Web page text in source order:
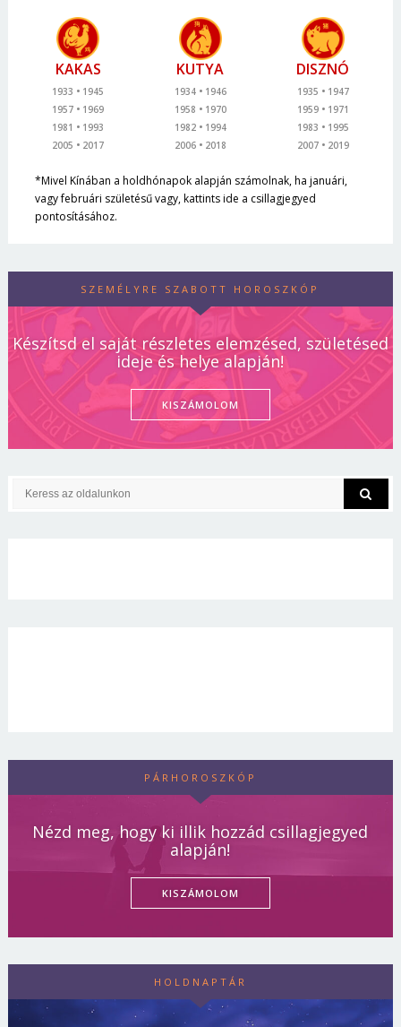
KAKAS
1933
1945
1957
1969
1981
1993
2005
2017
KUTYA
1934
1946
1958
1970
1982
1994
2006
2018
DISZNÓ
1935
1947
1959
1971
1983
1995
2007
2019
*Mivel Kínában a holdhónapok alapján számolnak, ha januári,
vagy februári születésű vagy, kattints ide a csillagjegyed
pontosításához.
SZEMÉLYRE SZABOTT HOROSZKÓP
Készítsd el saját részletes elemzésed, születésed
ideje és helye alapján!
KISZÁMOLOM
PÁRHOROSZKÓP
Nézd meg, hogy ki illik hozzád csillagjegyed
alapján!
KISZÁMOLOM
HOLDNAPTÁR